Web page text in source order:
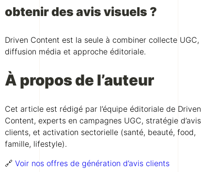
obtenir des avis visuels ?
Driven Content est la seule à combiner collecte UGC,
diffusion média et approche éditoriale.
À propos de l’auteur
Cet article est rédigé par l’équipe éditoriale de Driven
Content, experts en campagnes UGC, stratégie d’avis
clients, et activation sectorielle (santé, beauté, food,
famille, lifestyle).
🔗 Voir nos offres de génération d’avis clients